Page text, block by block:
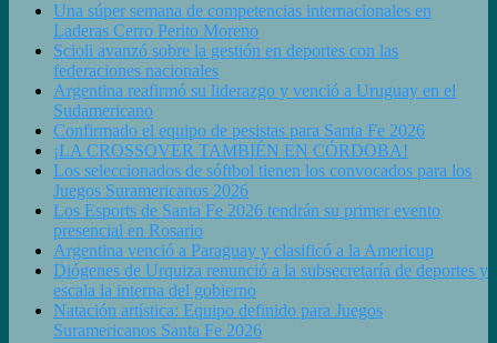
Una súper semana de competencias internacionales en
Laderas Cerro Perito Moreno
Scioli avanzó sobre la gestión en deportes con las
federaciones nacionales
Argentina reafirmó su liderazgo y venció a Uruguay en el
Sudamericano
Confirmado el equipo de pesistas para Santa Fe 2026
¡LA CROSSOVER TAMBIÉN EN CÓRDOBA!
Los seleccionados de sóftbol tienen los convocados para los
Juegos Suramericanos 2026
Los Esports de Santa Fe 2026 tendrán su primer evento
presencial en Rosario
Argentina venció a Paraguay y clasificó a la Americup
Diógenes de Urquiza renunció a la subsecretaría de deportes y
escala la interna del gobierno
Natación artística: Equipo definido para Juegos
Suramericanos Santa Fe 2026